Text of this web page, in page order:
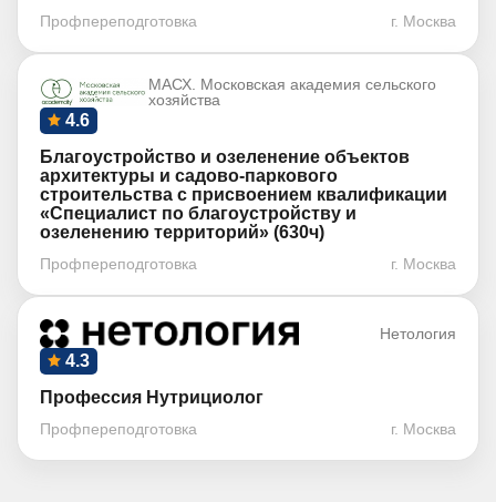
Профпереподготовка г. Москва
МАСХ. Московская академия сельского
хозяйства
4.6
Благоустройство и озеленение объектов
архитектуры и садово-паркового
строительства с присвоением квалификации
«Специалист по благоустройству и
озеленению территорий» (630ч)
Профпереподготовка г. Москва
Нетология
4.3
Профессия Нутрициолог
Профпереподготовка г. Москва